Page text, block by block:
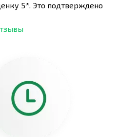
5*. Это подтверждено